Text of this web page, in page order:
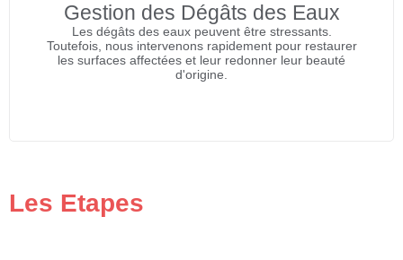
Gestion des Dégâts des Eaux
Les dégâts des eaux peuvent être stressants.
Toutefois, nous intervenons rapidement pour restaurer
les surfaces affectées et leur redonner leur beauté
d'origine.
Les Etapes